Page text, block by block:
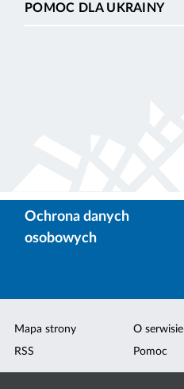
POMOC DLA UKRAINY
Ochrona danych
osobowych
Mapa strony
RSS
O serwisie
Pomoc